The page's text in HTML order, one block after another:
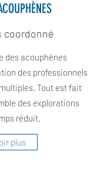
coordonné
des acouphènes
des professionnels
Tout est fait
des explorations
réduit.
plus